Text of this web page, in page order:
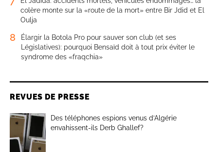
colère monte sur la «route de la mort» entre Bir Jdid et El
Oulja
8
Élargir la Botola Pro pour sauver son club (et ses
Législatives): pourquoi Bensaïd doit à tout prix éviter le
syndrome des «fraqchia»
REVUES DE PRESSE
Des téléphones espions venus d’Algérie
envahissent-ils Derb Ghallef?